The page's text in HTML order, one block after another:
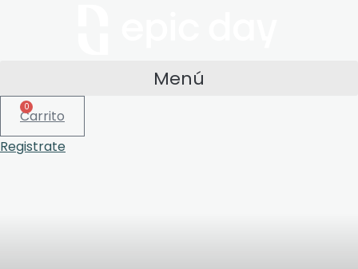
Menú
0
Carrito
Registrate